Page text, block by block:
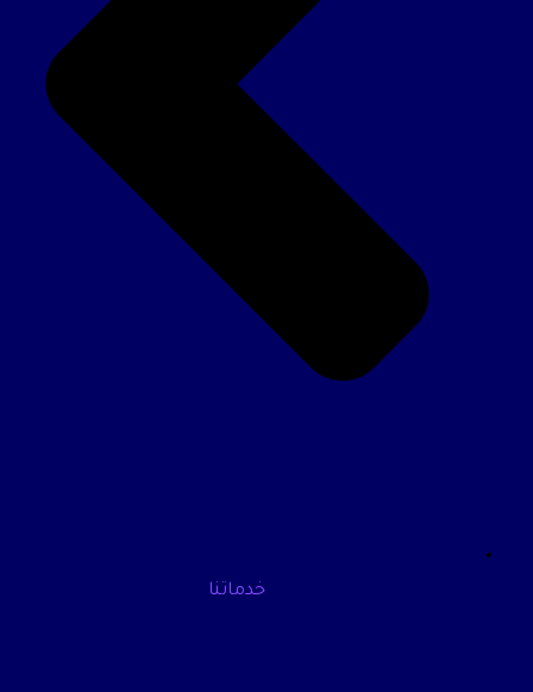
خدماتنا